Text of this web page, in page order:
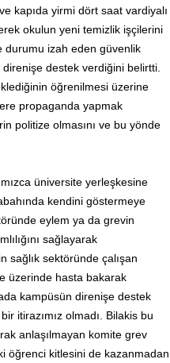
kapıda yirmi dört saat vardiyalı
okulun yeni temizlik işçilerini
durumu izah eden güvenlik
destek verdiğini belirtti.
öğrenilmesi üzerine
propaganda yapmak
politize olmasını ve bu yönde
üniversite yerleşkesine
kendini göstermeye
eylem ya da grevin
sağlayarak
sağlık sektöründe çalışan
üzerinde hasta bakarak
kampüsün direnişe destek
itirazımız olmadı. Bilakis bu
anlaşılmayan komite grev
öğrenci kitlesini de kazanmadan